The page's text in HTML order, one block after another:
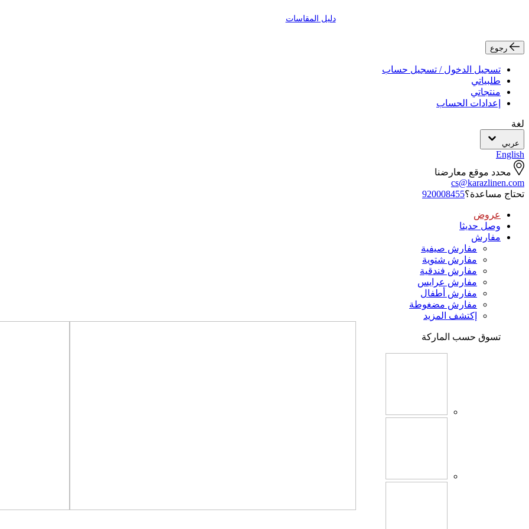
دليل المقاسات
رجوع
تسجيل الدخول / تسجيل حساب
طلبياتي
منتجاتي
إعدادات الحساب
لغة
عربي
English
محدد موقع معارضنا
cs@karazlinen.com
تحتاج مساعدة؟920008455
عروض
وصل حديثا
مفارش
مفارش صيفية
مفارش شتوية
مفارش فندقية
مفارش عرايس
مفارش أطفال
مفارش مضغوطة
إكتشف المزيد
تسوق حسب الماركة